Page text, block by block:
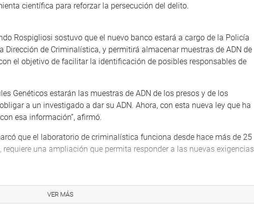
científica para reforzar la persecución del delito.
Rospigliosi sostuvo que el nuevo banco estará a cargo de la Policía
Dirección de Criminalística, y permitirá almacenar muestras de ADN de
el objetivo de facilitar la identificación de posibles responsables de
Genéticos estarán las muestras de ADN de los presos y de los
a un investigado a dar su ADN. Ahora, con esta nueva ley que ha
esa información”, afirmó.
que el laboratorio de criminalística funciona desde hace más de 25
requiere una ampliación que permita responder a las nuevas exigencias
tienen los países desarrollados. Y, de esa manera, poder identificar a
VER MÁS